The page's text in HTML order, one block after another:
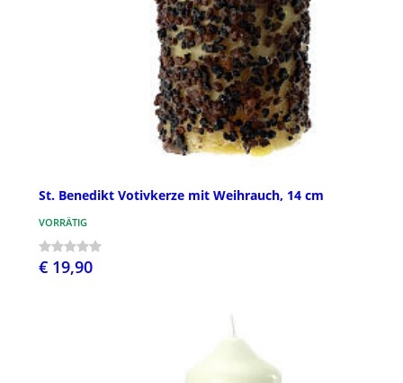
St. Benedikt Votivkerze mit Weihrauch, 14 cm
VORRÄTIG
€ 19,90